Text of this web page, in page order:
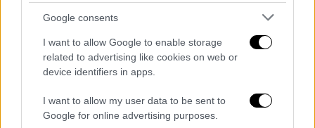
Google consents
I want to allow Google to enable storage
related to advertising like cookies on web or
device identifiers in apps.
I want to allow my user data to be sent to
Google for online advertising purposes.
Ο 38χρονος αντιμετωπίζει κατηγορίες για
ενδοοικογενειακής βίας, όπλων,
ναρκωτικών και βεγγαλικών και οδηγήθηκε
στον αρμόδιο εισαγγελέα